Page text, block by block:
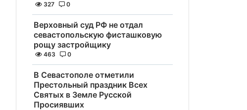
327 0
Верховный суд РФ не отдал
севастопольскую фисташковую
рощу застройщику
463 0
В Севастополе отметили
Престольный праздник Всех
Святых в Земле Русской
Просиявших